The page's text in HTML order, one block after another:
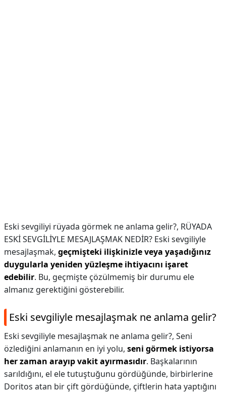
Eski sevgiliyi rüyada görmek ne anlama gelir?, RÜYADA
ESKİ SEVGİLİYLE MESAJLAŞMAK NEDİR? Eski sevgiliyle
mesajlaşmak, geçmişteki ilişkinizle veya yaşadığınız
duygularla yeniden yüzleşme ihtiyacını işaret
edebilir. Bu, geçmişte çözülmemiş bir durumu ele
almanız gerektiğini gösterebilir.
Eski sevgiliyle mesajlaşmak ne anlama gelir?
Eski sevgiliyle mesajlaşmak ne anlama gelir?, Seni
özlediğini anlamanın en iyi yolu, seni görmek istiyorsa
her zaman arayıp vakit ayırmasıdır. Başkalarının
sarıldığını, el ele tutuştuğunu gördüğünde, birbirlerine
Doritos atan bir çift gördüğünde, çiftlerin hata yaptığını